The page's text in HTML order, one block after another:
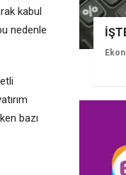
kabul
nedenle
bazı